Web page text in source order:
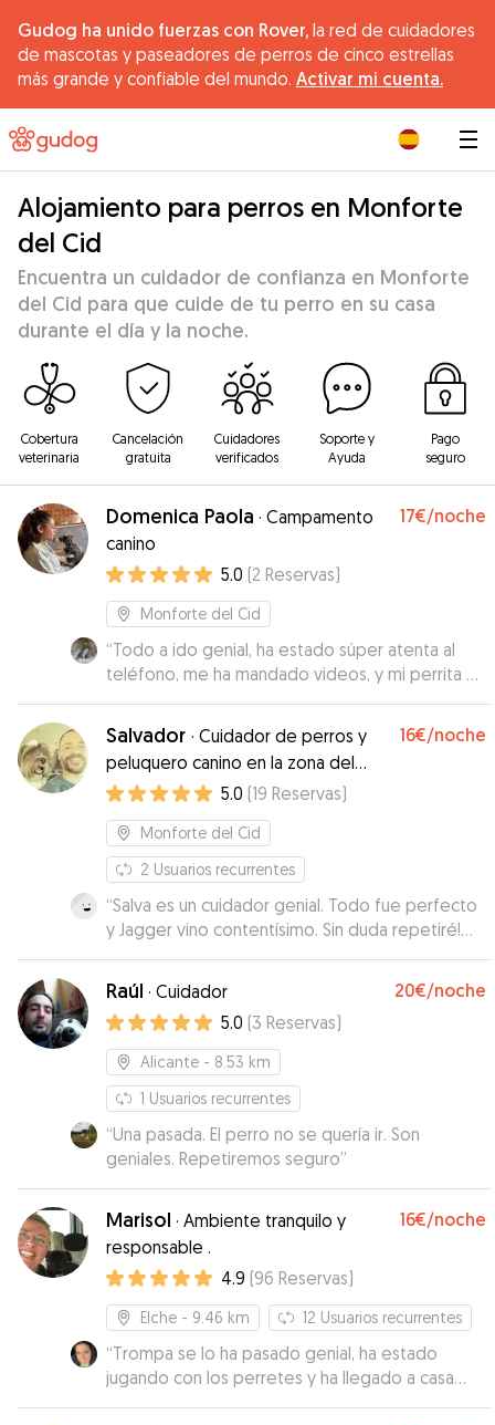
Gudog ha unido fuerzas con Rover, la red de cuidadores
de mascotas y paseadores de perros de cinco estrellas
más grande y confiable del mundo. Activar mi cuenta.
Alojamiento para perros en Monforte
del Cid
Encuentra un cuidador de confianza en Monforte
del Cid para que cuide de tu perro en su casa
durante el día y la noche.
Cobertura
veterinaria
Cancelación
gratuita
Cuidadores
verificados
Soporte y
Ayuda
Pago
seguro
Domenica Paola · Campamento
canino
17€/noche
5.0 (2 Reservas)
Monforte del Cid
“Todo a ido genial, ha estado súper atenta al
teléfono, me ha mandado videos, y mi perrita a
he estado encantada al aire libre, con muchos
mimos y en compañía de sus perritos que son
encantadores”
Salvador · Cuidador de perros y
peluquero canino en la zona del
Vinalopó
16€/noche
5.0 (19 Reservas)
Monforte del Cid
2 Usuarios recurrentes
“Salva es un cuidador genial. Todo fue perfecto
y Jagger vino contentísimo. Sin duda repetiré!
Muy recomendado.”
Raúl · Cuidador 20€/noche
5.0 (3 Reservas)
Alicante - 8.53 km
1 Usuarios recurrentes
“Una pasada. El perro no se quería ir. Son
geniales. Repetiremos seguro”
Marisol · Ambiente tranquilo y
responsable .
16€/noche
4.9 (96 Reservas)
Elche - 9.46 km 12 Usuarios recurrentes
“Trompa se lo ha pasado genial, ha estado
jugando con los perretes y ha llegado a casa
super contenta.”